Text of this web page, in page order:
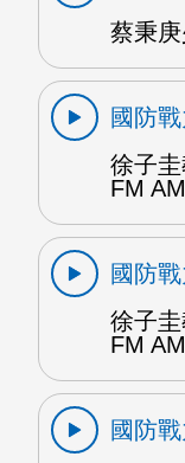
蔡秉
國防
徐子
FM AM
國防
徐子
FM AM
國防